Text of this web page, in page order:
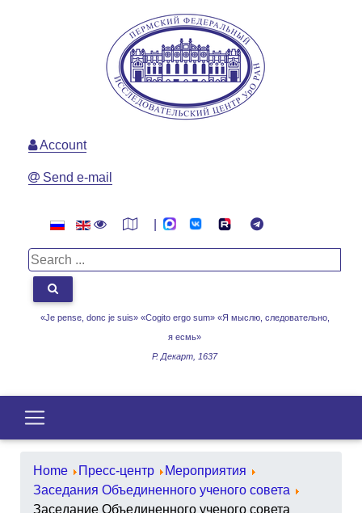
«Je pense, donc je suis» «Cogito ergo sum» «Я мыслю, следовательно,
я есмь»
Р. Декарт, 1637
Account
Send e-mail
Home Пресс-центр
Мероприятия
Заседания Объединенного ученого совета
Заседание Объединенного ученого совета